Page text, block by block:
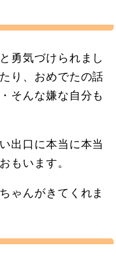
勇気づけられまし
り、おめでたの話
そんな嫌な自分も
出口に本当に本当
もいます。
ゃんがきてくれま